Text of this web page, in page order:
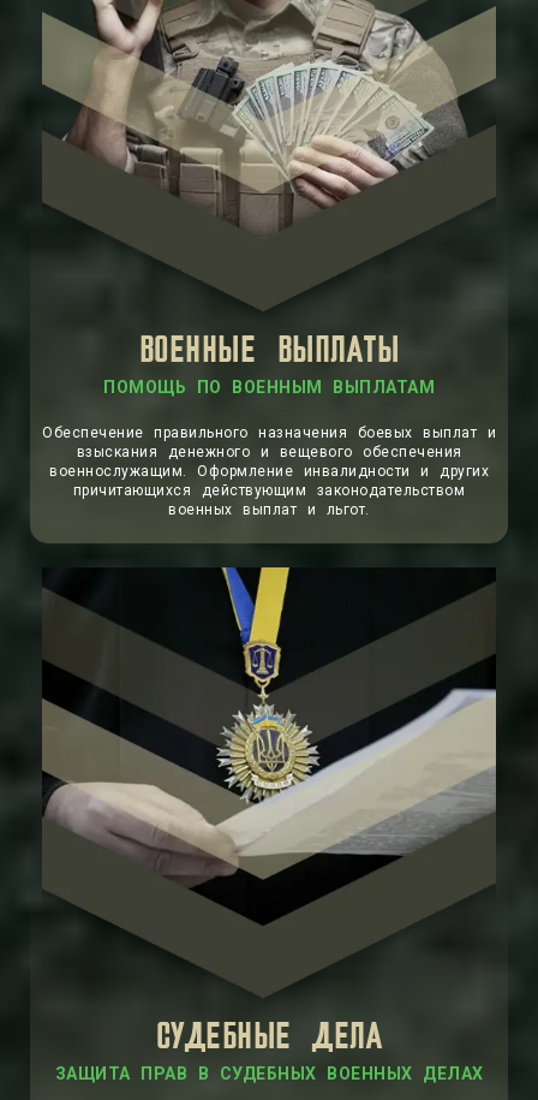
ВОЕННЫЕ ВЫПЛАТЫ
Обеспечение правильного назначения боевых выплат и
взыскания денежного и вещевого обеспечения
военнослужащим. Оформление инвалидности и других
причитающихся действующим законодательством
военных выплат и льгот.
СУДЕБНЫЕ ДЕЛА